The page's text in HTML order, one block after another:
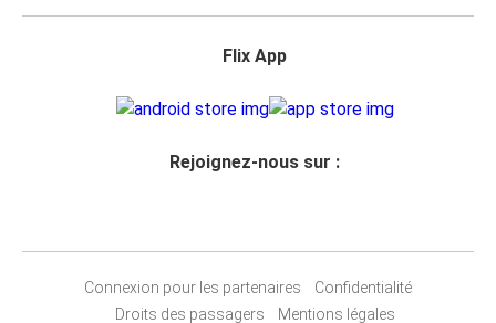
Flix App
Rejoignez-nous sur :
Connexion pour les partenaires
Confidentialité
Droits des passagers
Mentions légales